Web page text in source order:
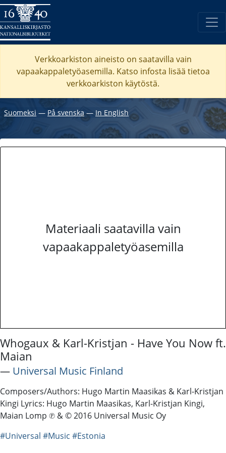
Verkkoarkiston aineisto on saatavilla vain
vapaakappaletyöasemilla. Katso infosta lisää tietoa
verkkoarkiston käytöstä.
Suomeksi ― På svenska― In English
Materiaali saatavilla vain
vapaakappaletyöasemilla
Whogaux & Karl-Kristjan - Have You Now ft.
Maian
― Universal Music Finland
Composers/Authors: Hugo Martin Maasikas & Karl-Kristjan
Kingi Lyrics: Hugo Martin Maasikas, Karl-Kristjan Kingi,
Maian Lomp ℗ & © 2016 Universal Music Oy
#Universal #Music #Estonia